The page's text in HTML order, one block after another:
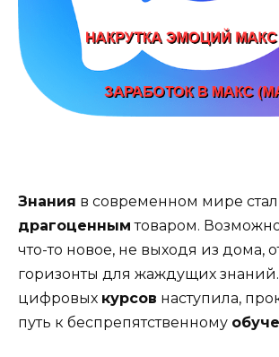
Знания в современном мире
драгоценным товаром.
что-то новое, не выходя из дома,
горизонты для жаждущих
цифровых курсов наступила,
путь к беспрепятственному